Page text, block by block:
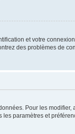
et votre
des problèmes de
Pour les modifier,
paramètres et